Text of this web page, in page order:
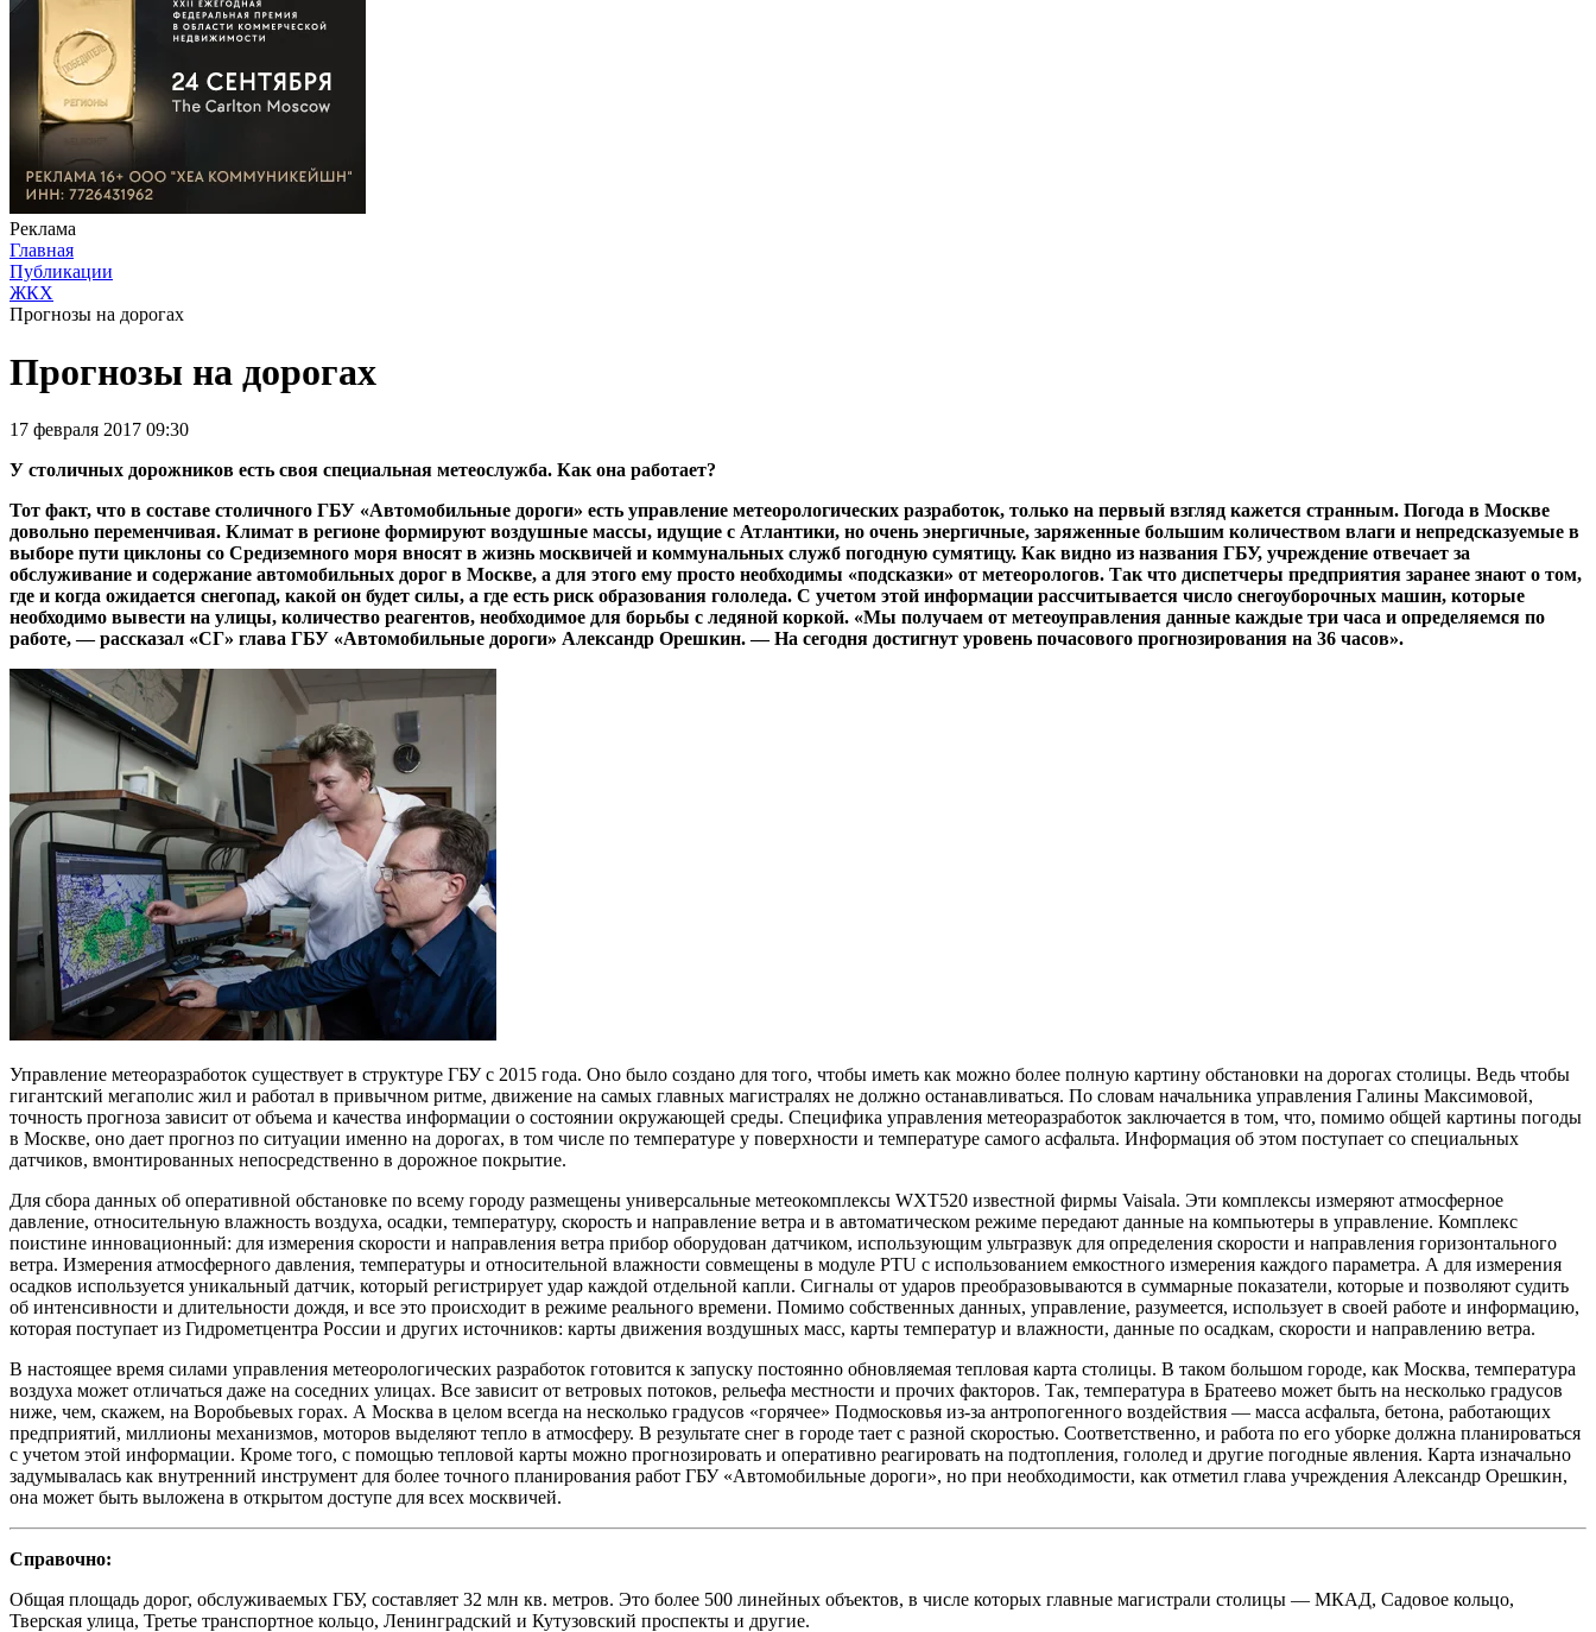
Реклама
Главная
Публикации
ЖКХ
Прогнозы на дорогах
Прогнозы на дорогах
17 февраля 2017 09:30
У столичных дорожников есть своя специальная метеослужба. Как она работает?
Тот факт, что в составе столичного ГБУ «Автомобильные дороги» есть управлениe метеорологических разработок, только на первый взгляд кажется странным. Погода в Москве
довольно переменчивая. Климат в регионе формируют воздушные массы, идущие с Атлантики, но очень энергичные, заряженные большим количеством влаги и непредсказуемые в
выборе пути циклоны со Средиземного моря вносят в жизнь москвичей и коммунальных служб погодную сумятицу. Как видно из названия ГБУ, учреждение отвечает за
обслуживание и содержание автомобильных дорог в Москве, а для этого ему просто необходимы «подсказки» от метеорологов. Так что диспетчеры предприятия заранее знают о том,
где и когда ожидается снегопад, какой он будет силы, а где есть риск образования гололеда. С учетом этой информации рассчитывается число снегоуборочных машин, которые
необходимо вывести на улицы, количество реагентов, необходимое для борьбы с ледяной коркой. «Мы получаем от метеоуправления данные каждые три часа и определяемся по
работе, — рассказал «СГ» глава ГБУ «Автомобильные дороги» Александр Орешкин. — На сегодня достигнут уровень почасового прогнозирования на 36 часов».
Управление метеоразработок существует в структуре ГБУ с 2015 года. Оно было создано для того, чтобы иметь как можно более полную картину обстановки на дорогах столицы. Ведь чтобы
гигантский мегаполис жил и работал в привычном ритме, движение на самых главных магистралях не должно останавливаться. По словам начальника управления Галины Максимовой,
точность прогноза зависит от объема и качества информации о состоянии окружающей среды. Специфика управления метеоразработок заключается в том, что, помимо общей картины погоды
в Москве, оно дает прогноз по ситуации именно на дорогах, в том числе по температуре у поверхности и температуре самого асфальта. Информация об этом поступает со специальных
датчиков, вмонтированных непосредственно в дорожное покрытие.
Для сбора данных об оперативной обстановке по всему городу размещены универсальные метеокомплексы WXT520 известной фирмы Vaisala. Эти комплексы измеряют атмосферное
давление, относительную влажность воздуха, осадки, температуру, скорость и направление ветра и в автоматическом режиме передают данные на компьютеры в управление. Комплекс
поистине инновационный: для измерения скорости и направления ветра прибор оборудован датчиком, использующим ультразвук для определения скорости и направления горизонтального
ветра. Измерения атмосферного давления, температуры и относительной влажности совмещены в модуле PTU с использованием емкостного измерения каждого параметра. А для измерения
осадков используется уникальный датчик, который регистрирует удар каждой отдельной капли. Сигналы от ударов преобразовываются в суммарные показатели, которые и позволяют судить
об интенсивности и длительности дождя, и все это происходит в режиме реального времени. Помимо собственных данных, управление, разумеется, использует в своей работе и информацию,
которая поступает из Гидрометцентра России и других источников: карты движения воздушных масс, карты температур и влажности, данные по осадкам, скорости и направлению ветра.
В настоящее время силами управления метеорологических разработок готовится к запуску постоянно обновляемая тепловая карта столицы. В таком большом городе, как Москва, температура
воздуха может отличаться даже на соседних улицах. Все зависит от ветровых потоков, рельефа местности и прочих факторов. Так, температура в Братеево может быть на несколько градусов
ниже, чем, скажем, на Воробьевых горах. А Москва в целом всегда на несколько градусов «горячее» Подмосковья из-за антропогенного воздействия — масса асфальта, бетона, работающих
предприятий, миллионы механизмов, моторов выделяют тепло в атмосферу. В результате снег в городе тает с разной скоростью. Соответственно, и работа по его уборке должна планироваться
с учетом этой информации. Кроме того, с помощью тепловой карты можно прогнозировать и оперативно реагировать на подтопления, гололед и другие погодные явления. Карта изначально
задумывалась как внутренний инструмент для более точного планирования работ ГБУ «Автомобильные дороги», но при необходимости, как отметил глава учреждения Александр Орешкин,
она может быть выложена в открытом доступе для всех москвичей.
Справочно:
Общая площадь дорог, обслуживаемых ГБУ, составляет 32 млн кв. метров. Это более 500 линейных объектов, в числе которых главные магистрали столицы — МКАД, Садовое кольцо,
Тверская улица, Третье транспортное кольцо, Ленинградский и Кутузовский проспекты и другие.